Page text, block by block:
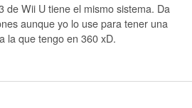
de Wii U tiene el mismo sistema. Da
aunque yo lo use para tener una
la que tengo en 360 xD.